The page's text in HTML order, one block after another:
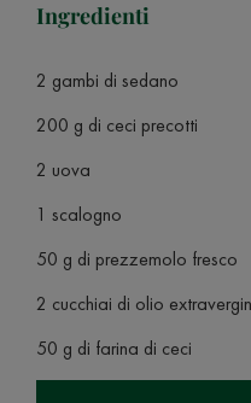
Ingredienti
2 gambi di sedano
200 g di ceci precotti
2 uova
1 scalogno
50 g di prezzemolo fresco
2 cucchiai di olio
50 g di farina di ceci